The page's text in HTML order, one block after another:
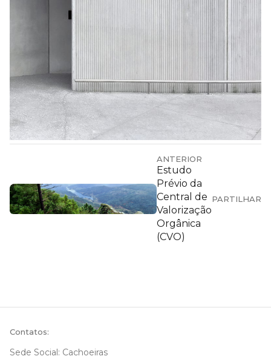
ANTERIOR
Estudo
Prévio da
Central de
Valorização
Orgânica
(CVO)
PARTILHAR
Contatos:
Sede Social: Cachoeiras